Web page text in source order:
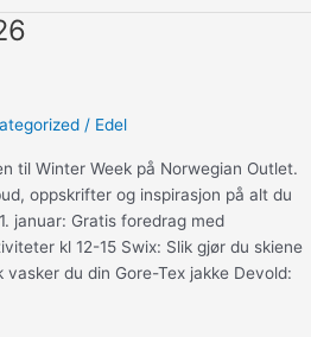
/ Edel
til Winter Week på Norwegian Outlet.
oppskrifter og inspirasjon på alt du
januar: Gratis foredrag med
kl 12-15 Swix: Slik gjør du skiene
du din Gore-Tex jakke Devold: